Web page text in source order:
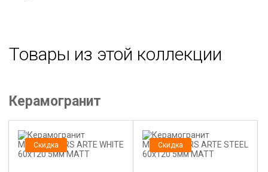
Товары из этой коллекции
Керамогранит
Скидка Скидка